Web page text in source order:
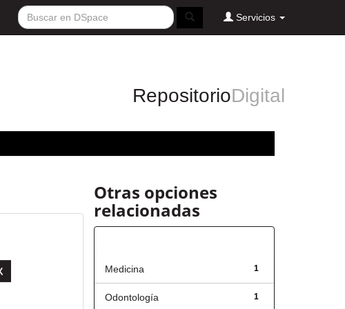
Servicios
RepositorioDigital
Otras opciones
relacionadas
1
Medicina
1
Odontología